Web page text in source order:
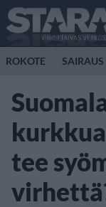
ROKOTE SAIRAUS
tee